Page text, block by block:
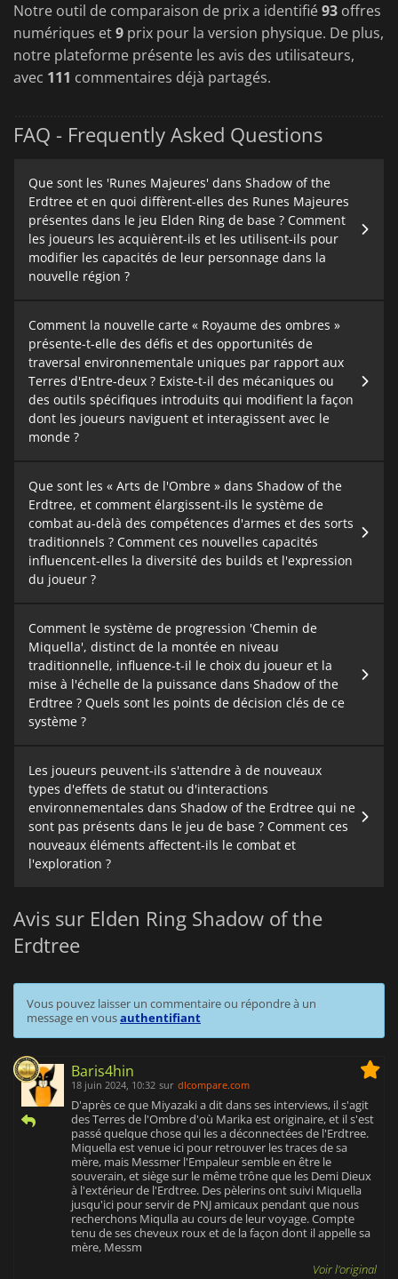
Notre outil de comparaison de prix a identifié93 offres
numériques et9 prix pour la version physique. De plus,
notre plateforme présente les avis des utilisateurs,
avec 111 commentaires déjà partagés.
FAQ - Frequently Asked Questions
Que sont les 'Runes Majeures' dans Shadow of the
Erdtree et en quoi diffèrent-elles des Runes Majeures
présentes dans le jeu Elden Ring de base ? Comment
les joueurs les acquièrent-ils et les utilisent-ils pour
modifier les capacités de leur personnage dans la
nouvelle région ?
Comment la nouvelle carte « Royaume des ombres »
présente-t-elle des défis et des opportunités de
traversal environnementale uniques par rapport aux
Terres d'Entre-deux ? Existe-t-il des mécaniques ou
des outils spécifiques introduits qui modifient la façon
dont les joueurs naviguent et interagissent avec le
monde ?
Que sont les « Arts de l'Ombre » dans Shadow of the
Erdtree, et comment élargissent-ils le système de
combat au-delà des compétences d'armes et des sorts
traditionnels ? Comment ces nouvelles capacités
influencent-elles la diversité des builds et l'expression
du joueur ?
Comment le système de progression 'Chemin de
Miquella', distinct de la montée en niveau
traditionnelle, influence-t-il le choix du joueur et la
mise à l'échelle de la puissance dans Shadow of the
Erdtree ? Quels sont les points de décision clés de ce
système ?
Les joueurs peuvent-ils s'attendre à de nouveaux
types d'effets de statut ou d'interactions
environnementales dans Shadow of the Erdtree qui ne
sont pas présents dans le jeu de base ? Comment ces
nouveaux éléments affectent-ils le combat et
l'exploration ?
Avis sur Elden Ring Shadow of the
Erdtree
Vous pouvez laisser un commentaire ou répondre à un
message en vousauthentifiant
Baris4hin
18 juin 2024, 10:32 sur dlcompare.com
D'après ce que Miyazaki a dit dans ses interviews, il s'agit
des Terres de l'Ombre d'où Marika est originaire, et il s'est
passé quelque chose qui les a déconnectées de l'Erdtree.
Miquella est venue ici pour retrouver les traces de sa
mère, mais Messmer l'Empaleur semble en être le
souverain, et siège sur le même trône que les Demi Dieux
à l'extérieur de l'Erdtree. Des pèlerins ont suivi Miquella
jusqu'ici pour servir de PNJ amicaux pendant que nous
recherchons Miqulla au cours de leur voyage. Compte
tenu de ses cheveux roux et de la façon dont il appelle sa
mère, Messm
Voir l'original